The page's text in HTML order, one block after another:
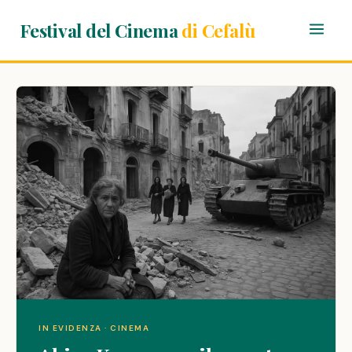
Festival del Cinemadi Cefalù
IN EVIDENZA · CINEMA